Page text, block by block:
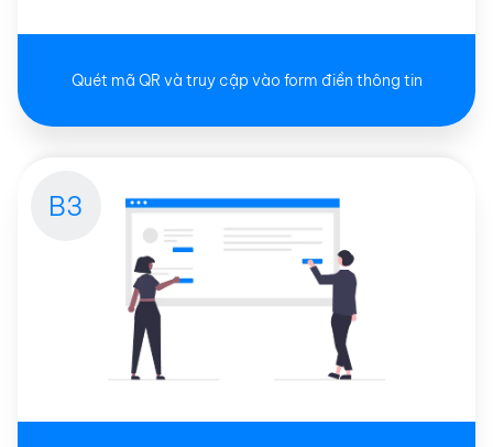
Quét mã QR và truy cập vào form điền thông tin
B3